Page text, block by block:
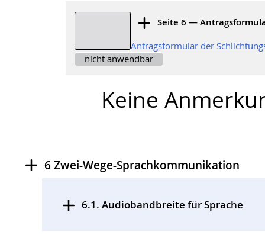
Seite 6 —
Antragsformular der
nicht anwendbar
Keine
6 Zwei-Wege-Sprachkommunikation
6.1. Audiobandbreite für Sprache